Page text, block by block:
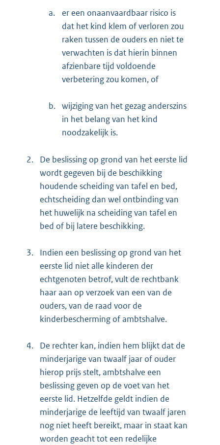
a.
er een onaanvaardbaar risico is
dat het kind klem of verloren zou
raken tussen de ouders en niet te
verwachten is dat hierin binnen
afzienbare tijd voldoende
verbetering zou komen, of
b. wijziging van het gezag anderszins
in het belang van het kind
noodzakelijk is.
2.
De beslissing op grond van het eerste lid
wordt gegeven bij de beschikking
houdende scheiding van tafel en bed,
echtscheiding dan wel ontbinding van
het huwelijk na scheiding van tafel en
bed of bij latere beschikking.
3.
Indien een beslissing op grond van het
eerste lid niet alle kinderen der
echtgenoten betrof, vult de rechtbank
haar aan op verzoek van een van de
ouders, van de raad voor de
kinderbescherming of ambtshalve.
4.
De rechter kan, indien hem blijkt dat de
minderjarige van twaalf jaar of ouder
hierop prijs stelt, ambtshalve een
beslissing geven op de voet van het
eerste lid. Hetzelfde geldt indien de
minderjarige de leeftijd van twaalf jaren
nog niet heeft bereikt, maar in staat kan
worden geacht tot een redelijke